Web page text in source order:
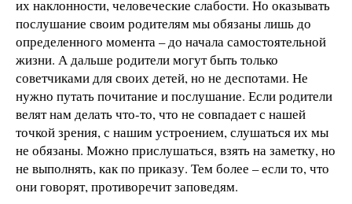
их наклонности, человеческие слабости. Но оказывать
послушание своим родителям мы обязаны лишь до
определенного момента – до начала самостоятельной
жизни. А дальше родители могут быть только
советчиками для своих детей, но не деспотами. Не
нужно путать почитание и послушание. Если родители
велят нам делать что-то, что не совпадает с нашей
точкой зрения, с нашим устроением, слушаться их мы
не обязаны. Можно прислушаться, взять на заметку, но
не выполнять, как по приказу. Тем более – если то, что
они говорят, противоречит заповедям.